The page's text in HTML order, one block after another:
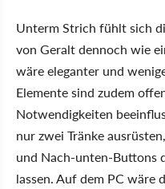
Unterm Strich fühlt sich
von Geralt dennoch wie
wäre eleganter und
Elemente sind zudem
Notwendigkeiten
nur zwei Tränke
und Nach-unten-Buttons
lassen. Auf dem PC wäre